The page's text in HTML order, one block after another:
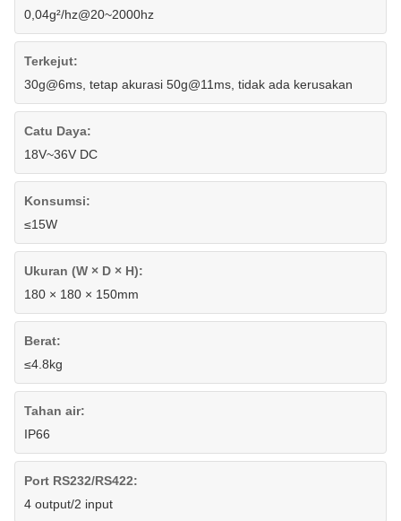
0,04g²/hz@20~2000hz
Terkejut:
30g@6ms, tetap akurasi 50g@11ms, tidak ada kerusakan
Catu Daya:
18V~36V DC
Konsumsi:
≤15W
Ukuran (W × D × H):
180 × 180 × 150mm
Berat:
≤4.8kg
Tahan air:
IP66
Port RS232/RS422:
4 output/2 input